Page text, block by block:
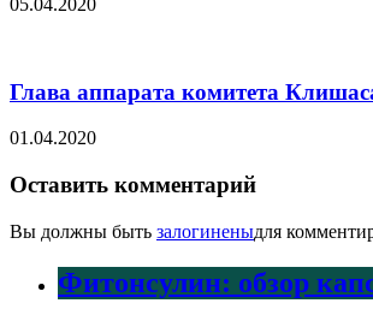
05.04.2020
Глава аппарата комитета
01.04.2020
Оставить комментарий
Вы должны быть залогиненыдля
Фитонсулин: обзор